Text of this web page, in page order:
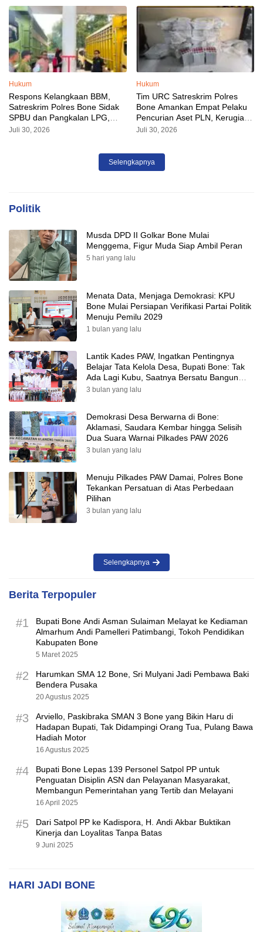
Hukum
Respons Kelangkaan BBM,
Satreskrim Polres Bone Sidak
SPBU dan Pangkalan LPG,
AKP Alvin Aji Imbau Pengelola
Juli 30, 2026
Hukum
Tim URC Satreskrim Polres
Bone Amankan Empat Pelaku
Pencurian Aset PLN, Kerugian
Ditaksir Capai Rp 3 Milyar
Juli 30, 2026
Selengkapnya
Politik
Musda DPD II Golkar Bone Mulai
Menggema, Figur Muda Siap Ambil Peran
5 hari yang lalu
Menata Data, Menjaga Demokrasi: KPU
Bone Mulai Persiapan Verifikasi Partai Politik
Menuju Pemilu 2029
1 bulan yang lalu
Lantik Kades PAW, Ingatkan Pentingnya
Belajar Tata Kelola Desa, Bupati Bone: Tak
Ada Lagi Kubu, Saatnya Bersatu Bangun
Desa
3 bulan yang lalu
Demokrasi Desa Berwarna di Bone:
Aklamasi, Saudara Kembar hingga Selisih
Dua Suara Warnai Pilkades PAW 2026
3 bulan yang lalu
Menuju Pilkades PAW Damai, Polres Bone
Tekankan Persatuan di Atas Perbedaan
Pilihan
3 bulan yang lalu
Selengkapnya
Berita Terpopuler
#1
Bupati Bone Andi Asman Sulaiman Melayat ke Kediaman
Almarhum Andi Pamelleri Patimbangi, Tokoh Pendidikan
Kabupaten Bone
5 Maret 2025
#2
Harumkan SMA 12 Bone, Sri Mulyani Jadi Pembawa Baki
Bendera Pusaka
20 Agustus 2025
#3
Arviello, Paskibraka SMAN 3 Bone yang Bikin Haru di
Hadapan Bupati, Tak Didampingi Orang Tua, Pulang Bawa
Hadiah Motor
16 Agustus 2025
#4
Bupati Bone Lepas 139 Personel Satpol PP untuk
Penguatan Disiplin ASN dan Pelayanan Masyarakat,
Membangun Pemerintahan yang Tertib dan Melayani
16 April 2025
#5
Dari Satpol PP ke Kadispora, H. Andi Akbar Buktikan
Kinerja dan Loyalitas Tanpa Batas
9 Juni 2025
HARI JADI BONE